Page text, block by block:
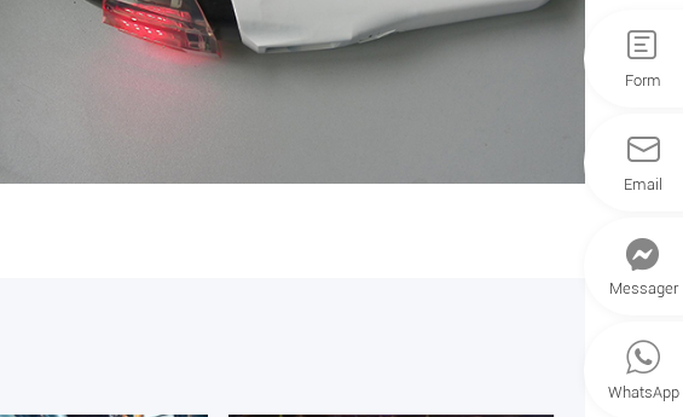
Form
Email
Messager
WhatsApp